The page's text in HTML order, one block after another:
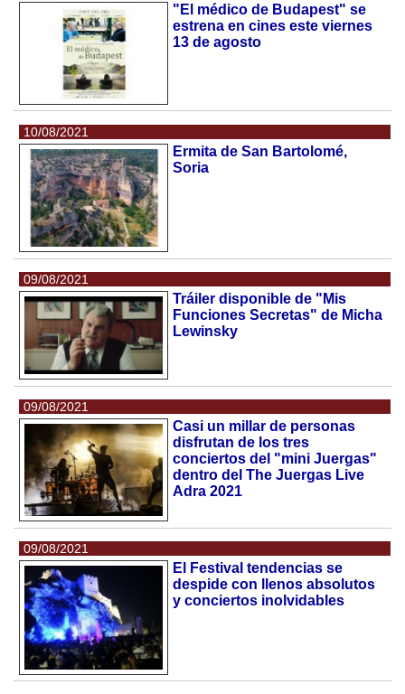
"El médico de Budapest" se
estrena en cines este viernes
13 de agosto
10/08/2021
Ermita de San Bartolomé,
Soria
09/08/2021
Tráiler disponible de "Mis
Funciones Secretas" de Micha
Lewinsky
09/08/2021
Casi un millar de personas
disfrutan de los tres
conciertos del "mini Juergas"
dentro del The Juergas Live
Adra 2021
09/08/2021
El Festival tendencias se
despide con llenos absolutos
y conciertos inolvidables